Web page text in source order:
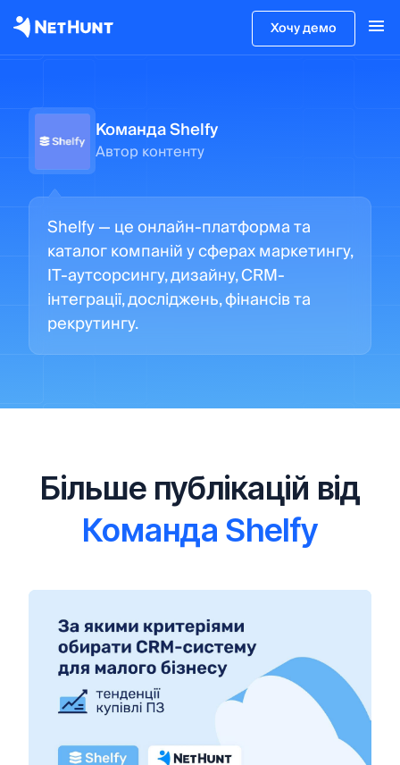
Хочу демо
Команда Shelfy
Автор контенту
Shelfy — це онлайн-платформа та
каталог компаній у сферах маркетингу,
IT-аутсорсингу, дизайну, CRM-
інтеграції, досліджень, фінансів та
рекрутингу.
Більше публікацій від
Команда Shelfy